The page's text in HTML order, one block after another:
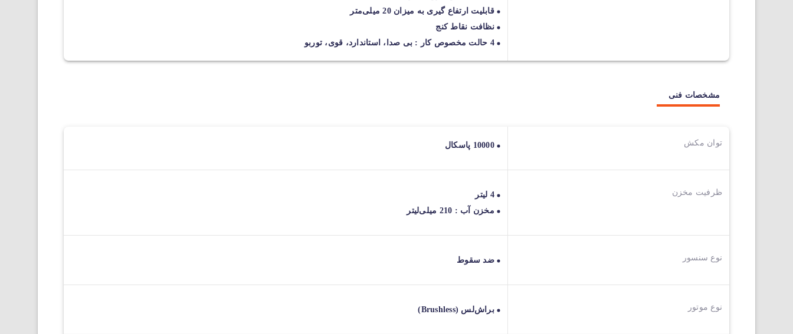
قابلیت ارتفاع گیری به میزان 20 میلی‌متر
نظافت نقاط کنج
4 حالت مخصوص کار : بی صدا، استاندارد، قوی، توربو
مشخصات فنی
توان مکش 10000 پاسکال
ظرفیت مخزن
4 لیتر
مخزن آب : 210 میلی‌لیتر
نوع سنسور ضد سقوط
نوع موتور براش‌لس (Brushless)